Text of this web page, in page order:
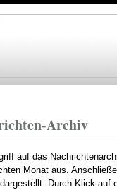
Archiv
auf das
Monat aus.
Durch Klick auf